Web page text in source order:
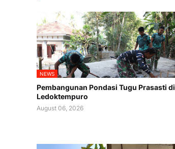
NEWS
Pembangunan Pondasi Tugu Prasasti di
Ledoktempuro
August 06, 2026